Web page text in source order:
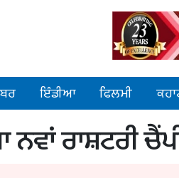
ਇੰਡੀਆ ਫਿਲਮੀ
ਨਵਾਂ ਰਾਸ਼ਟਰੀ